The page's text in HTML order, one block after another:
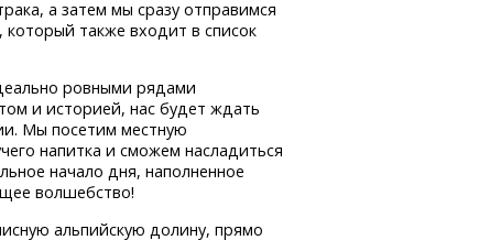
а затем мы сразу отправимся
также входит в список
ровными рядами
и историей, нас будет ждать
Мы посетим местную
напитка и сможем насладиться
начало дня, наполненное
волшебство!
альпийскую долину, прямо